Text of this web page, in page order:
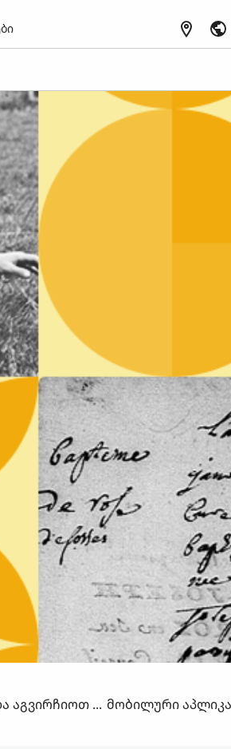
ᲐᲒᲕᲘᲠᲩᲘᲝᲗ ᲩᲕᲔᲜ?ᲛᲝᲑᲘᲚᲣᲠᲘ